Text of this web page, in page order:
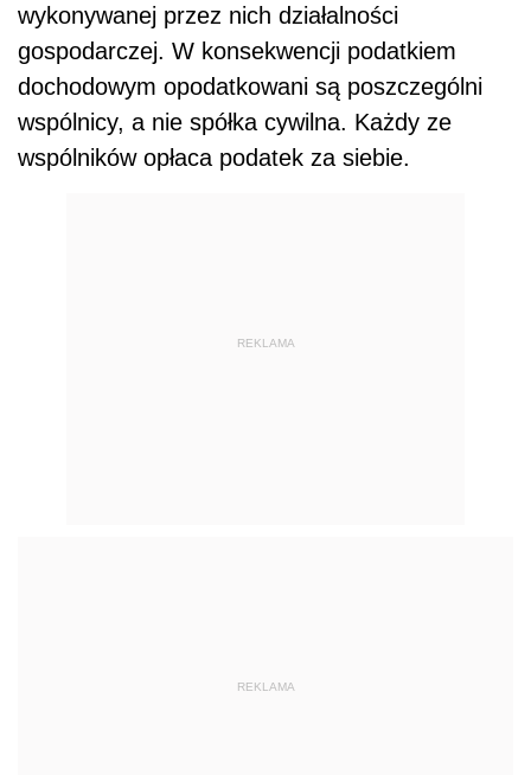
wykonywanej przez nich działalności
gospodarczej. W konsekwencji podatkiem
dochodowym opodatkowani są poszczególni
wspólnicy, a nie spółka cywilna. Każdy ze
wspólników opłaca podatek za siebie.
REKLAMA
REKLAMA